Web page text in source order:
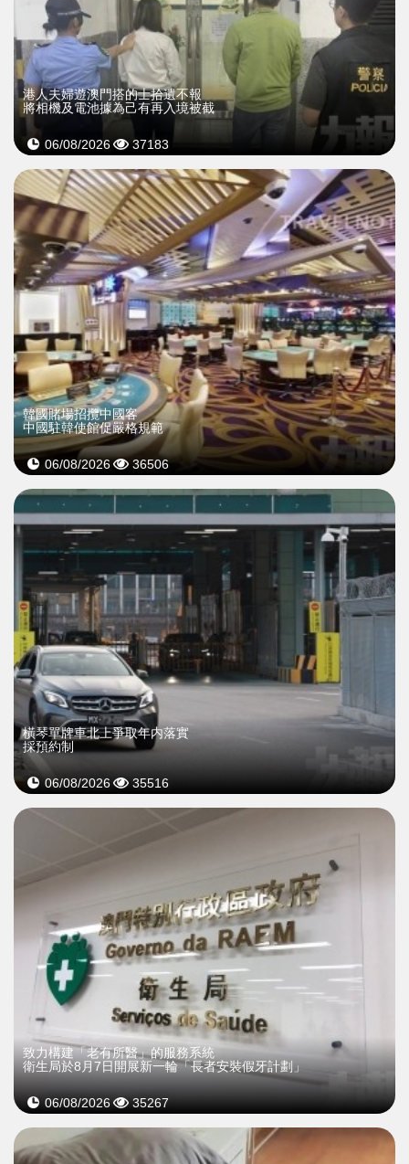
​港人夫婦遊澳門搭的士拾遺不報
將相機及電池據為己有再入境被截
06/08/2026 37183
韓國賭場招攬中國客
中國駐韓使館促嚴格規範
06/08/2026 36506
橫琴單牌車北上爭取年内落實
採預約制
06/08/2026 35516
致力構建「老有所醫」的服務系統
衛生局於8月7日開展新一輪「長者安裝假牙計劃」
06/08/2026 35267